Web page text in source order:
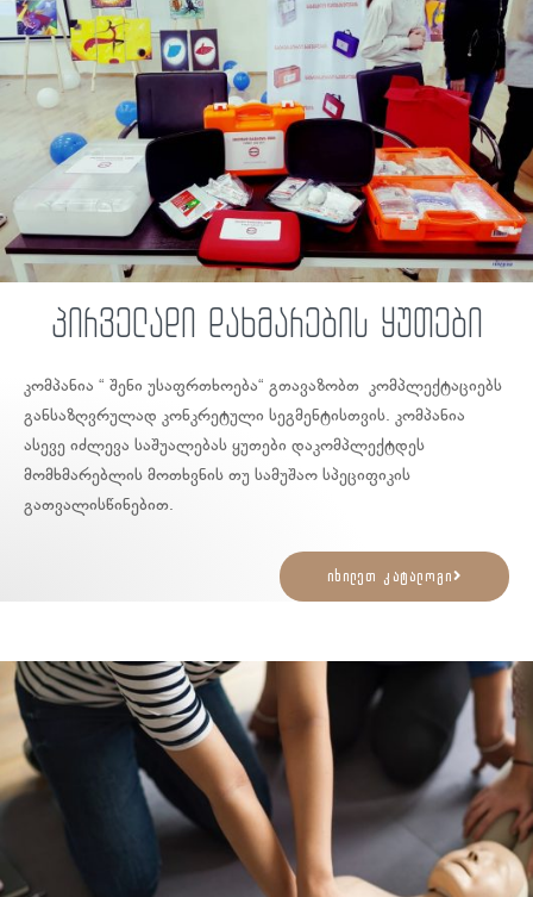
პირველადი დახმარების ყუთები
კომპანია “ შენი უსაფრთხოება“ გთავაზობთ კომპლექტაციებს
განსაზღვრულად კონკრეტული სეგმენტისთვის. კომპანია
ასევე იძლევა საშუალებას ყუთები დაკომპლექტდეს
მომხმარებლის მოთხვნის თუ სამუშაო სპეციფიკის
გათვალისწინებით.
იხილეთ კატალოგი